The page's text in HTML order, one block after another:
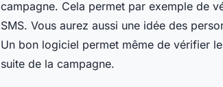
campagne. Cela permet par exemple de
SMS. Vous aurez aussi une idée des
Un bon logiciel permet même de vérifier
suite de la campagne.